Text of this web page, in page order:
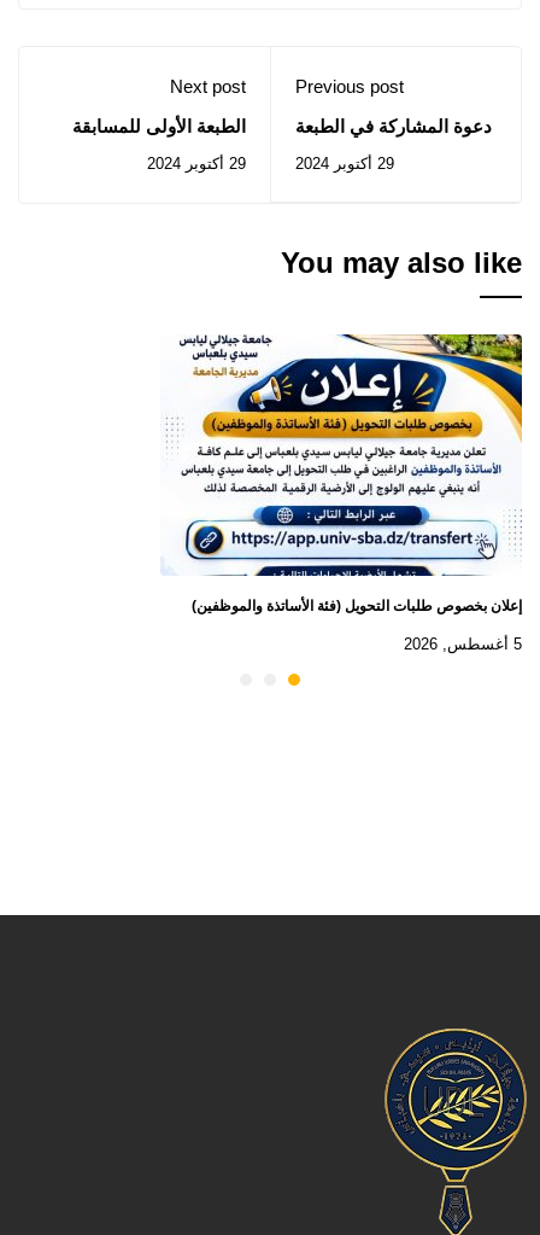
Previous post
دعوة المشاركة في الطبعة
السادسة للمسابقة الوطنية
الجامعية للتنشيط على
29 أكتوبر 2024
Next post
الطبعة الأولى للمسابقة
الوطنية الجامعية لصناعة
محتوى إيجابي
29 أكتوبر 2024
You may also like
إعلان بخصوص طلبات التحويل (فئة الأساتذة والموظفين)
5 أغسطس, 2026